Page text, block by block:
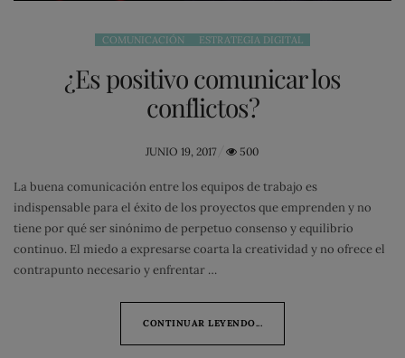
COMUNICACIÓN ESTRATEGIA DIGITAL
¿Es positivo comunicar los
conflictos?
POSTED
JUNIO 19, 2017 500
La buena comunicación entre los equipos de trabajo es
indispensable para el éxito de los proyectos que emprenden y no
tiene por qué ser sinónimo de perpetuo consenso y equilibrio
continuo. El miedo a expresarse coarta la creatividad y no ofrece el
contrapunto necesario y enfrentar …
CONTINUAR LEYENDO...